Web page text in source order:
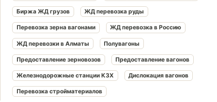
Биржа ЖД грузов ЖД перевозка руды
Перевозка зерна вагонами ЖД перевозка в Россию
ЖД перевозки в Алматы Полувагоны
Предоставление зерновозов Предоставление вагонов
Железнодорожные станции КЗХ Дислокация вагонов
Перевозка стройматериалов